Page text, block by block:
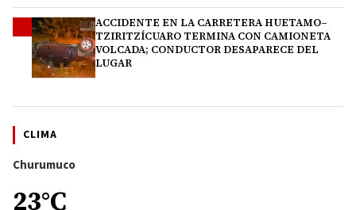
ACCIDENTE EN LA CARRETERA HUETAMO–
TZIRITZÍCUARO TERMINA CON CAMIONETA
VOLCADA; CONDUCTOR DESAPARECE DEL
LUGAR
CLIMA
Churumuco
23°C